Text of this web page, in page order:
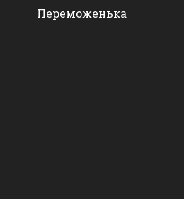
Переможенька